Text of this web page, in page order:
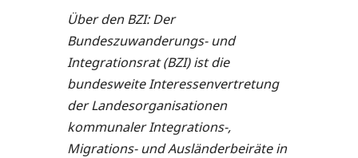
Über den BZI: Der
Bundeszuwanderungs- und
Integrationsrat (BZI) ist die
bundesweite Interessenvertretung
der Landesorganisationen
kommunaler Integrations-,
Migrations- und Ausländerbeiräte in